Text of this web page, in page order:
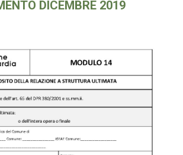
DICEMBRE 2019